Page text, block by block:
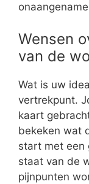
Wensen
van de
Wat is uw
vertrekpunt.
kaart
bekeken wat
start met een
staat van de
pijnpunten